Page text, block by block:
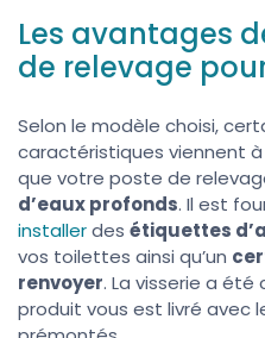
Les avantages
de relevage
Selon le modèle choisi,
caractéristiques viennent
que votre poste de
d’eaux profonds. Il est
installerdes étiquettes
vos toilettes ainsi qu’un
renvoyer. La visserie a été
produit vous est livré avec